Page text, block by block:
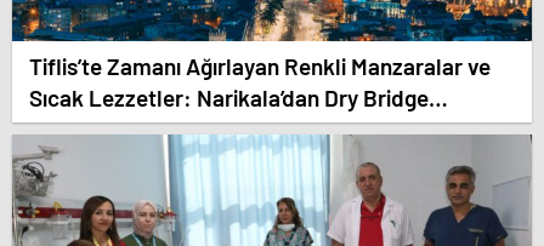
Tiflis’te Zamanı Ağırlayan Renkli Manzaralar ve
Sıcak Lezzetler: Narikala’dan Dry Bridge
Pazarı’na